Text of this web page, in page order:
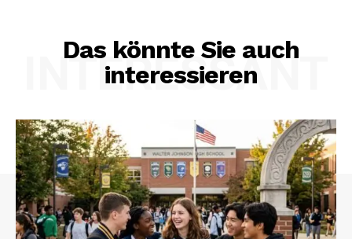
Das könnte Sie auch
interessieren
INTERESSANT